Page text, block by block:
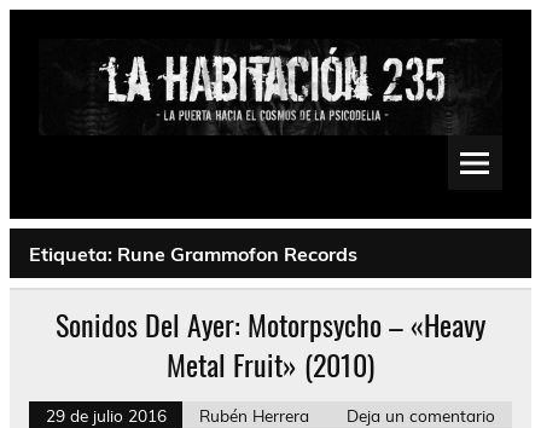
Saltar
Psychedelic, Stoner, Doom, Sludge, Fuzz, Space, Drone
Etiqueta: Rune Grammofon Records
Sonidos Del Ayer: Motorpsycho – «Heavy
Metal Fruit» (2010)
29 de julio 2016 Rubén Herrera Deja un comentario